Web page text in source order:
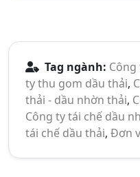
Tag ngành:
ty thu gom dầu thải,
thải - dầu nhờn thải,
Công ty tái chế dầu
tái chế dầu thải, Đơn